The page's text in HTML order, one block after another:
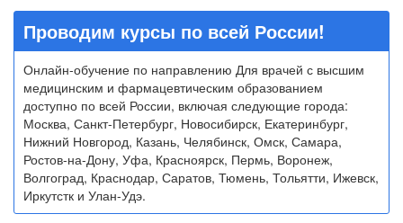
Проводим курсы по всей России!
Онлайн-обучение по направлению Для врачей с высшим
медицинским и фармацевтическим образованием
доступно по всей России, включая следующие города:
Москва, Санкт-Петербург, Новосибирск, Екатеринбург,
Нижний Новгород, Казань, Челябинск, Омск, Самара,
Ростов-на-Дону, Уфа, Красноярск, Пермь, Воронеж,
Волгоград, Краснодар, Саратов, Тюмень, Тольятти, Ижевск,
Иркутстк и Улан-Удэ.